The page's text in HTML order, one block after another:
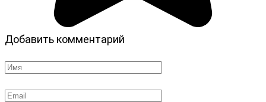
Добавить комментарий
Имя
Email